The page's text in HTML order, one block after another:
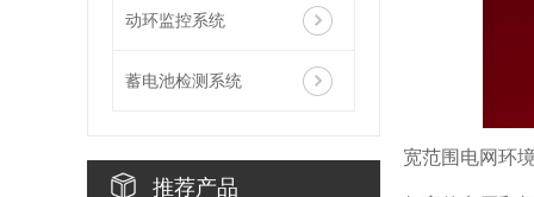
动环监控系统
蓄电池检测系统
推荐产品
宽范围电网环